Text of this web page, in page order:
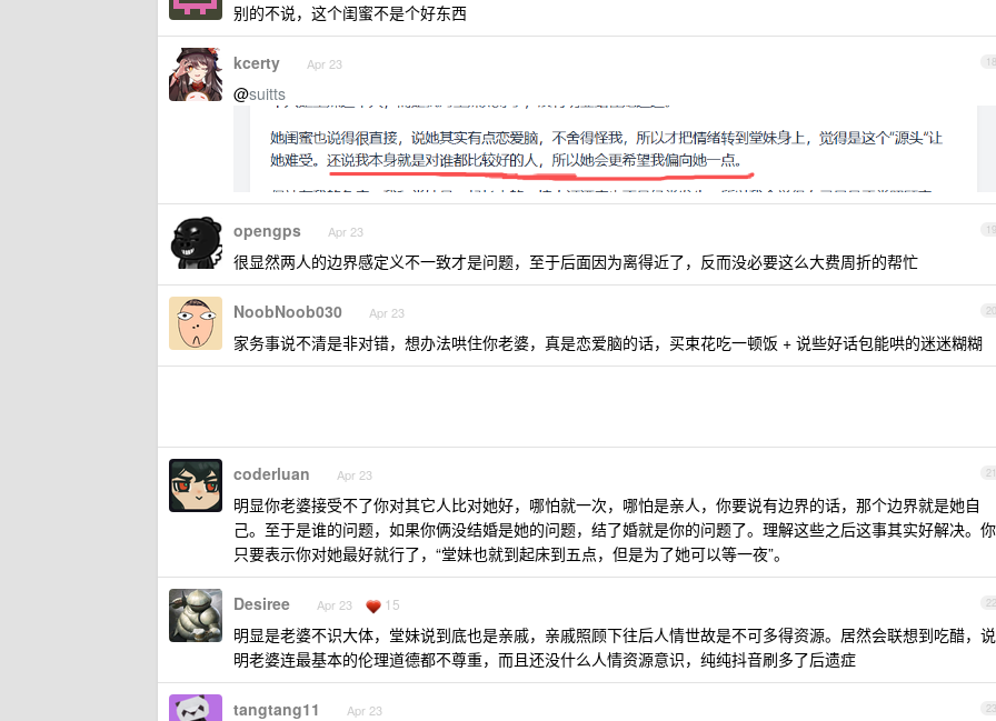
别的不说，这个闺蜜不是个好东西
18
kcerty Apr 23
@suitts
19
opengps Apr 23
很显然两人的边界感定义不一致才是问题，至于后面因为离得近了，反而没必要这么大费周折的帮忙
20
NoobNoob030 Apr 23
家务事说不清是非对错，想办法哄住你老婆，真是恋爱脑的话，买束花吃一顿饭 + 说些好话包能哄的迷迷糊糊
21
coderluan Apr 23
明显你老婆接受不了你对其它人比对她好，哪怕就一次，哪怕是亲人，你要说有边界的话，那个边界就是她自
己。至于是谁的问题，如果你俩没结婚是她的问题，结了婚就是你的问题了。理解这些之后这事其实好解决。你
只要表示你对她最好就行了，“堂妹也就到起床到五点，但是为了她可以等一夜”。
22
Desiree Apr 23 15
明显是老婆不识大体，堂妹说到底也是亲戚，亲戚照顾下往后人情世故是不可多得资源。居然会联想到吃醋，说
明老婆连最基本的伦理道德都不尊重，而且还没什么人情资源意识，纯纯抖音刷多了后遗症
23
tangtang11 Apr 23